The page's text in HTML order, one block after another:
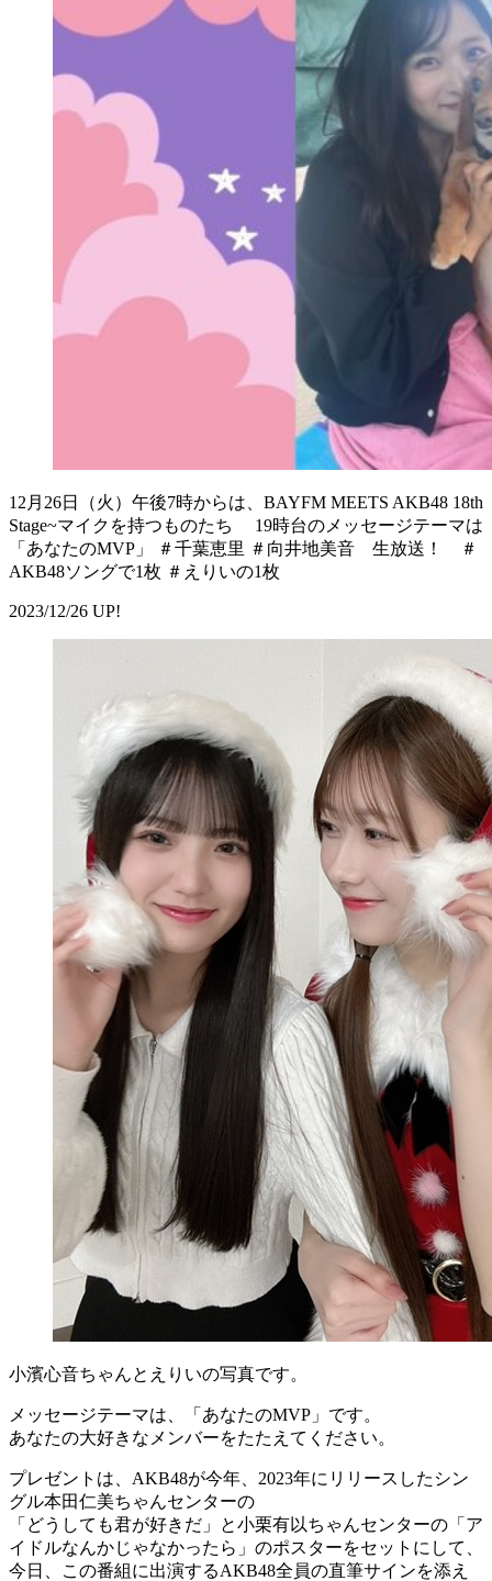
12月26日（火）午後7時からは、BAYFM MEETS AKB48 18th
Stage~マイクを持つものたち 19時台のメッセージテーマは
「あなたのMVP」 ＃千葉恵里 ＃向井地美音 生放送！ ＃
AKB48ソングで1枚 ＃えりいの1枚
2023/12/26 UP!
小濱心音ちゃんとえりいの写真です。
メッセージテーマは、「あなたのMVP」です。
あなたの大好きなメンバーをたたえてください。
プレゼントは、AKB48が今年、2023年にリリースしたシン
グル本田仁美ちゃんセンターの
「どうしても君が好きだ」と小栗有以ちゃんセンターの「ア
イドルなんかじゃなかったら」のポスターをセットにして、
今日、この番組に出演するAKB48全員の直筆サインを添え